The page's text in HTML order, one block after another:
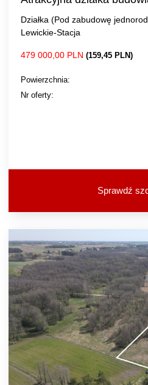
Działka (Pod zabudowę
Lewickie-Stacja
479 000,00 PLN (159,45 PLN)
Powierzchnia:
Nr oferty:
Sprawdź